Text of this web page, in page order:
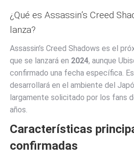
¿Qué es Assassin’s Creed
lanza?
Assassin’s Creed Shadows es el
que se lanzará en 2024, aunque
confirmado una fecha específica.
desarrollará en el ambiente del
largamente solicitado por los fans
años.
Características
confirmadas